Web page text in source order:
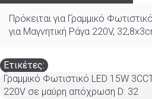
Πρόκειται για Γραμμικό
για Μαγνητική Ράγα 220V,
Ετικέτες:
Γραμμικό Φωτιστικό LED 15W
220V σε μαύρη απόχρωση D: 32